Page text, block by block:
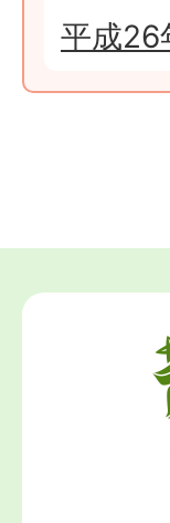
平成26